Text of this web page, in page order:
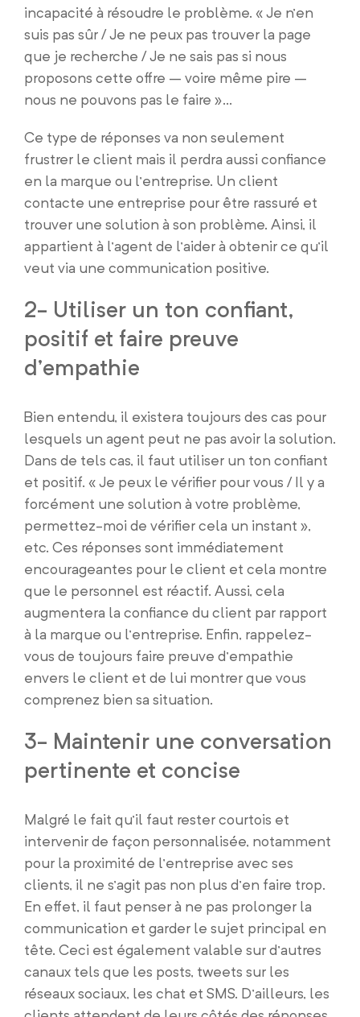
incapacité à résoudre le problème. « Je n’en
suis pas sûr / Je ne peux pas trouver la page
que je recherche / Je ne sais pas si nous
proposons cette offre – voire même pire –
nous ne pouvons pas le faire »…
Ce type de réponses va non seulement
frustrer le client mais il perdra aussi confiance
en la marque ou l’entreprise. Un client
contacte une entreprise pour être rassuré et
trouver une solution à son problème. Ainsi, il
appartient à l’agent de l’aider à obtenir ce qu’il
veut via une communication positive.
2- Utiliser un ton confiant,
positif et faire preuve
d’empathie
Bien entendu, il existera toujours des cas pour
lesquels un agent peut ne pas avoir la solution.
Dans de tels cas, il faut utiliser un ton confiant
et positif. « Je peux le vérifier pour vous / Il y a
forcément une solution à votre problème,
permettez-moi de vérifier cela un instant »,
etc. Ces réponses sont immédiatement
encourageantes pour le client et cela montre
que le personnel est réactif. Aussi, cela
augmentera la confiance du client par rapport
à la marque ou l’entreprise. Enfin, rappelez-
vous de toujours faire preuve d’empathie
envers le client et de lui montrer que vous
comprenez bien sa situation.
3- Maintenir une conversation
pertinente et concise
Malgré le fait qu’il faut rester courtois et
intervenir de façon personnalisée, notamment
pour la proximité de l’entreprise avec ses
clients, il ne s’agit pas non plus d’en faire trop.
En effet, il faut penser à ne pas prolonger la
communication et garder le sujet principal en
tête. Ceci est également valable sur d’autres
canaux tels que les posts, tweets sur les
réseaux sociaux, les chat et SMS. D’ailleurs, les